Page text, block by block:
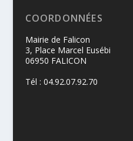
COORDONNÉES
Mairie de Falicon
3, Place Marcel Eusébi
06950 FALICON
Tél : 04.92.07.92.70